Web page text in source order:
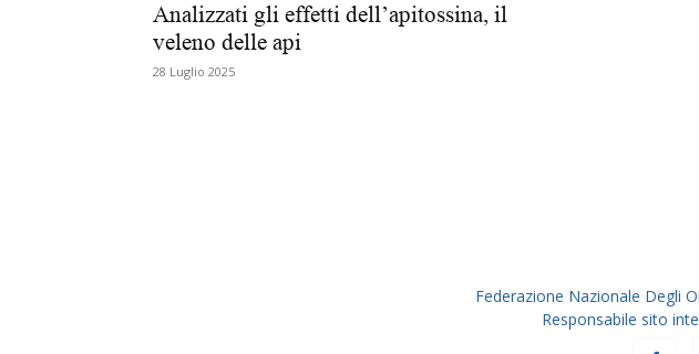
Analizzati gli effetti dell’apitossina, il
veleno delle api
28 Luglio 2025
Federazione Nazionale Degli
Responsabile sito